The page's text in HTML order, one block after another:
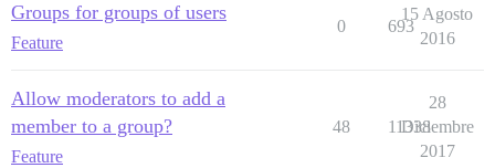
Groups for groups of users
Feature
0 693
15 Agosto
2016
Allow moderators to add a
member to a group?
Feature
48 11338
28
Diciembre
2017